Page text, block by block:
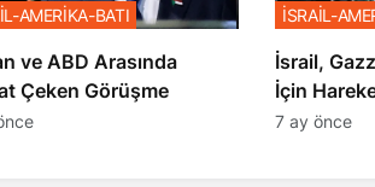
ve ABD Arasında
Çeken Görüşme
AMERİKA-BATI
İsrail,
İçin
İSRAİL-
7 ay önce